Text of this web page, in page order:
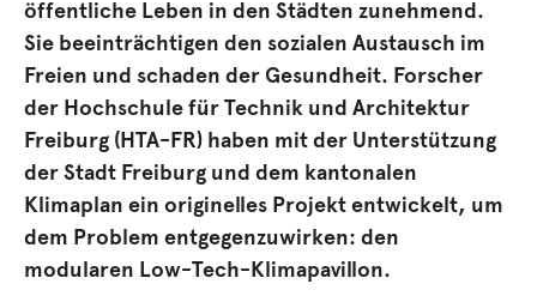
öffentliche Leben in den Städten zunehmend.
Sie beeinträchtigen den sozialen Austausch im
Freien und schaden der Gesundheit. Forscher
der Hochschule für Technik und Architektur
Freiburg (HTA-FR) haben mit der Unterstützung
der Stadt Freiburg und dem kantonalen
Klimaplan ein originelles Projekt entwickelt, um
dem Problem entgegenzuwirken: den
modularen Low-Tech-Klimapavillon.